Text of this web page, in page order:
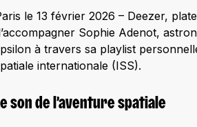
le 13 février 2026 – Deezer,
Sophie Adenot,
à travers sa playlist
internationale (ISS).
son de l’aventure spatiale